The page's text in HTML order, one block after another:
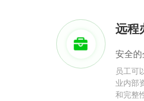
远程
安全
员工可
业内部
和完整